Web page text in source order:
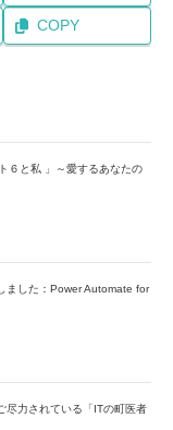
COPY
６と私 」～愛するあなたの
ました：Power Automate for
力されている「ITの町医者